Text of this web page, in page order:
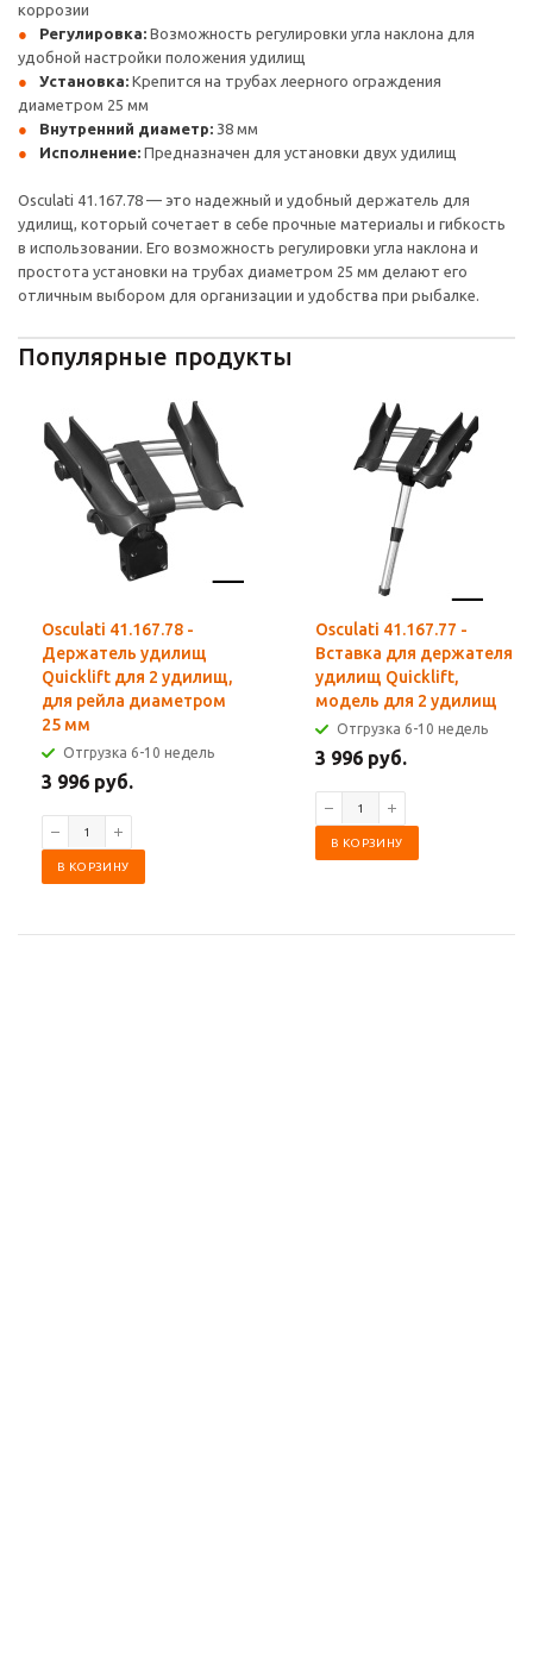
коррозии
Регулировка: Возможность регулировки угла наклона для
удобной настройки положения удилищ
Установка: Крепится на трубах леерного ограждения
диаметром 25 мм
Внутренний диаметр: 38 мм
Исполнение: Предназначен для установки двух удилищ
Osculati 41.167.78 — это надежный и удобный держатель для
удилищ, который сочетает в себе прочные материалы и гибкость
в использовании. Его возможность регулировки угла наклона и
простота установки на трубах диаметром 25 мм делают его
отличным выбором для организации и удобства при рыбалке.
Популярные продукты
Osculati 41.167.78 -
Держатель удилищ
Quicklift для 2 удилищ,
для рейла диаметром
25 мм
Отгрузка 6-10 недель
3 996 руб.
В КОРЗИНУ
Osculati 41.167.77 -
Вставка для держателя
удилищ Quicklift,
модель для 2 удилищ
Отгрузка 6-10 недель
3 996 руб.
В КОРЗИНУ